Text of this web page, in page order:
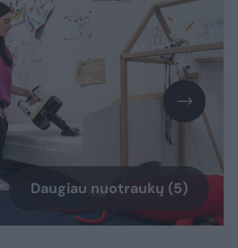
Daugiau nuotraukų (5)